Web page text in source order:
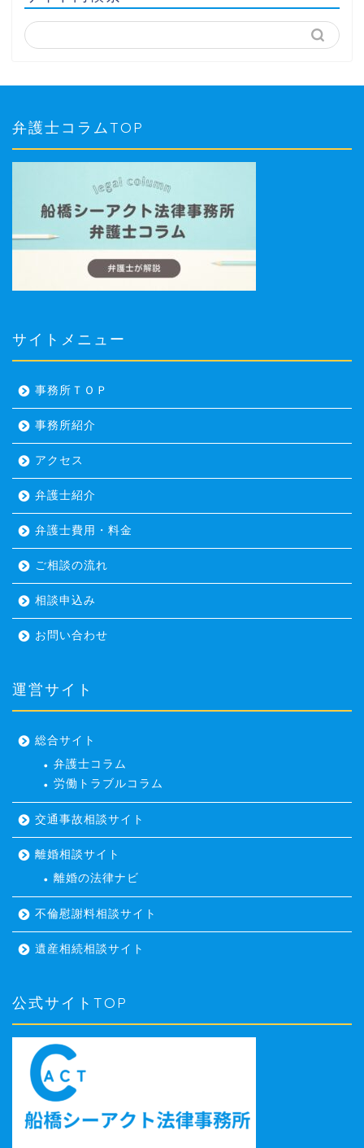
弁護士コラムTOP
サイトメニュー
事務所ＴＯＰ
事務所紹介
アクセス
弁護士紹介
弁護士費用・料金
ご相談の流れ
相談申込み
お問い合わせ
運営サイト
総合サイト
弁護士コラム
労働トラブルコラム
交通事故相談サイト
離婚相談サイト
離婚の法律ナビ
不倫慰謝料相談サイト
遺産相続相談サイト
公式サイトTOP